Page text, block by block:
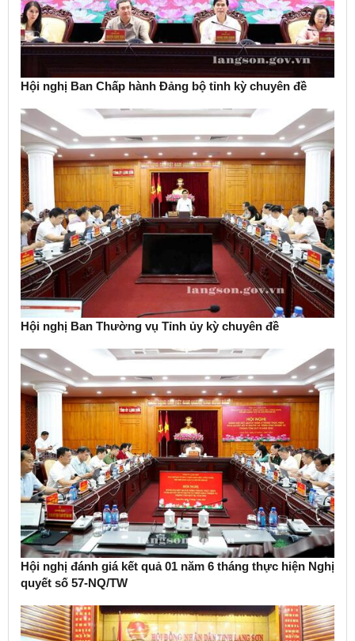
Hội nghị Ban Chấp hành Đảng bộ tỉnh kỳ chuyên đề
Hội nghị Ban Thường vụ Tỉnh ủy kỳ chuyên đề
Hội nghị đánh giá kết quả 01 năm 6 tháng thực hiện Nghị
quyết số 57-NQ/TW